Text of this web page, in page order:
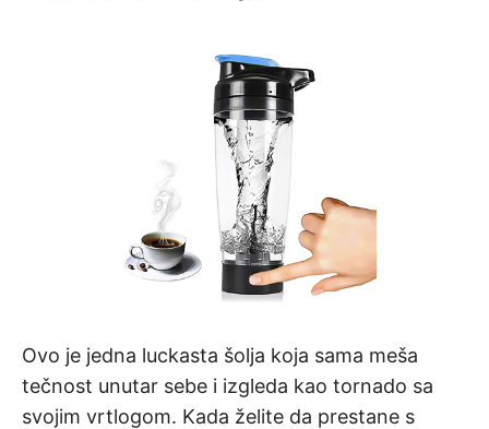
Ovo je jedna luckasta šolja koja sama meša
tečnost unutar sebe i izgleda kao tornado sa
svojim vrtlogom. Kada želite da prestane s